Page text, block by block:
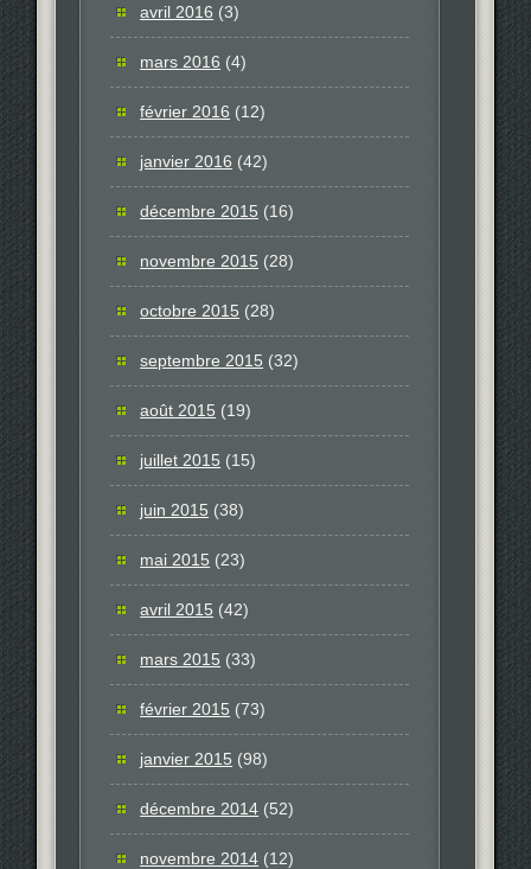
avril 2016 (3)
mars 2016 (4)
février 2016 (12)
janvier 2016 (42)
décembre 2015 (16)
novembre 2015 (28)
octobre 2015 (28)
septembre 2015 (32)
août 2015 (19)
juillet 2015 (15)
juin 2015 (38)
mai 2015 (23)
avril 2015 (42)
mars 2015 (33)
février 2015 (73)
janvier 2015 (98)
décembre 2014 (52)
novembre 2014 (12)